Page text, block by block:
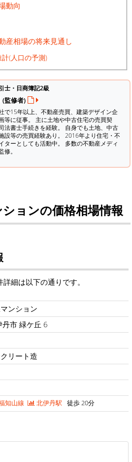
動向
産相場の将来見通し
(人口の予測)
士・日商簿記2級
(監修者)
で15年以上、不動産売買、建築デザイン企
等に従事。 主に土地や中古住宅の売買契
法書士手続きを経験。 自身でも土地、中古
設等の売買経験あり。 2016年より住宅・不
ターとしても活動中。 多数の不動産メディ
修。
ョンの価格相場情報
細は以下の通りです。
ンション
丹市 緑ケ丘 6
リート造
知山線 北伊丹駅 徒歩 20分